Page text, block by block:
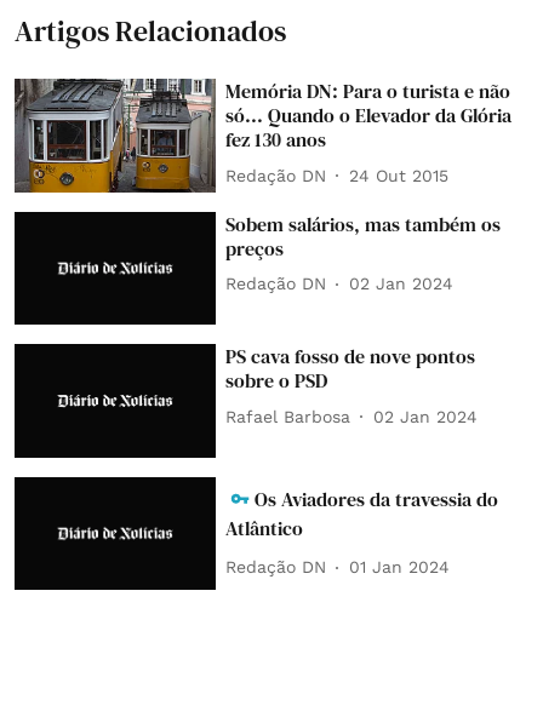
Artigos Relacionados
Memória DN: Para o turista e não
só... Quando o Elevador da Glória
fez 130 anos
Redação DN 24 Out 2015
Sobem salários, mas também os
preços
Redação DN 02 Jan 2024
PS cava fosso de nove pontos
sobre o PSD
Rafael Barbosa 02 Jan 2024
Os Aviadores da travessia do
Atlântico
Redação DN 01 Jan 2024